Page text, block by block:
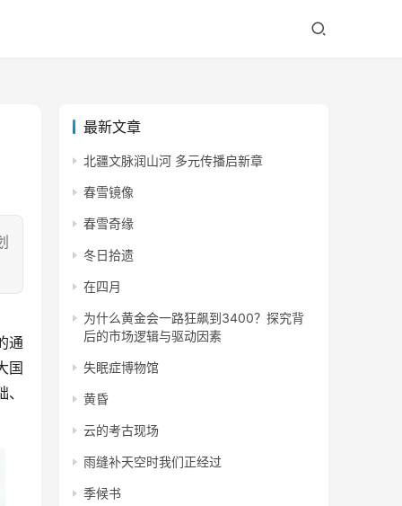
通
国
最新文章
北疆文脉润山河 多元传播启新章
春雪镜像
春雪奇缘
冬日拾遗
在四月
为什么黄金会一路狂飙到3400？探究背
后的市场逻辑与驱动因素
失眠症博物馆
黄昏
云的考古现场
雨缝补天空时我们正经过
季候书